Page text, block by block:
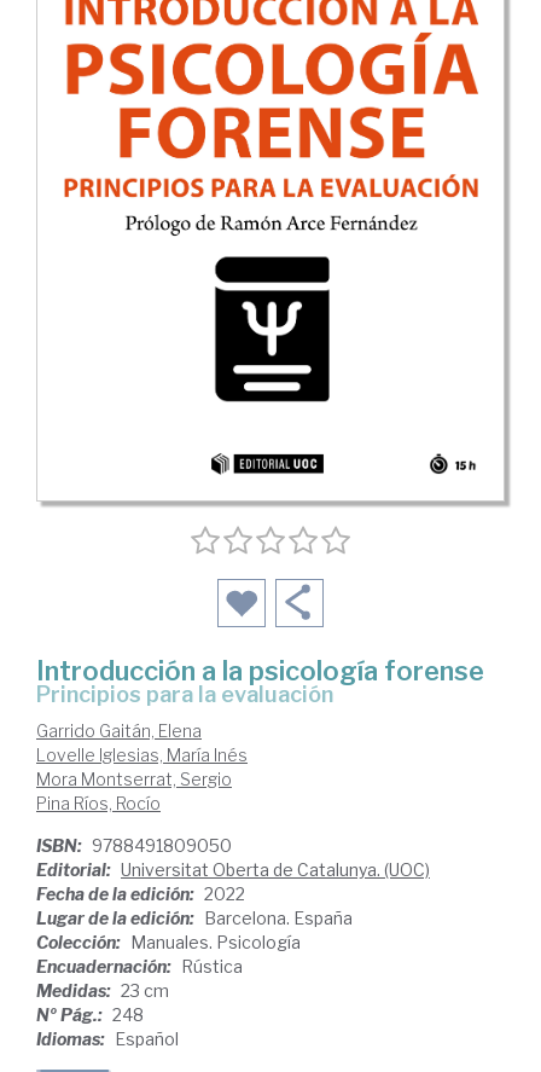
Introducción a la psicología forense
principios para la evaluación
Garrido Gaitán, Elena
Lovelle Iglesias, María Inés
Mora Montserrat, Sergio
Pina Ríos, Rocío
ISBN: 9788491809050
Editorial: Universitat Oberta de Catalunya. (UOC)
Fecha de la edición: 2022
Lugar de la edición: Barcelona. España
Colección: Manuales. Psicología
Encuadernación: Rústica
Medidas: 23 cm
Nº Pág.: 248
Idiomas: Español